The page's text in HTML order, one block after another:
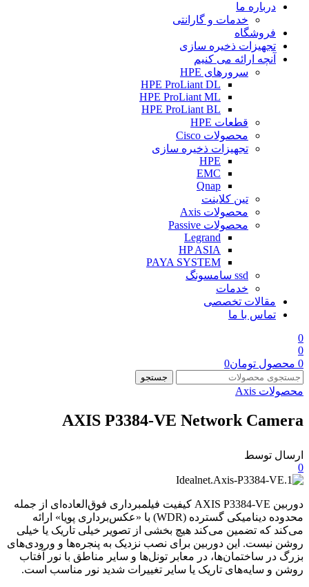
درباره ما
خدمات و گارانتی
فروشگاه
تجهیزات ذخیره سازی
آنچه ارائه می کنیم
سرورهای HPE
HPE ProLiant DL
HPE ProLiant ML
HPE ProLiant BL
قطعات HPE
محصولات Cisco
تجهیزات ذخیره سازی
HPE
EMC
Qnap
تین کلاینت
محصولات Axis
محصولات Passive
Legrand
HP ASIA
PAYA SYSTEM
ssd سامسونگ
خدمات
مقالات تخصصی
تماس با ما
0
0
0 محصول تومان0
جستجو
محصولات Axis
AXIS P3384-VE Network Camera
ارسال توسط
0
دوربین AXIS P3384-VE کیفیت فیلمبرداری فوق‌العاده‌ای از جمله
محدوده دینامیکی گسترده (WDR) با «عکس‌برداری پویا» ارائه
می‌کند که تضمین می‌کند هیچ بخشی از تصویر خیلی تاریک یا خیلی
روشن نیست. این دوربین برای نصب نزدیک به پنجره‌ها و ورودی‌های
بزرگ در ساختمان‌ها، در معابر تونل‌ها و سایر مناطق با نور آفتاب
روشن و سایه‌های تاریک یا سایر تغییرات شدید نور مناسب است.